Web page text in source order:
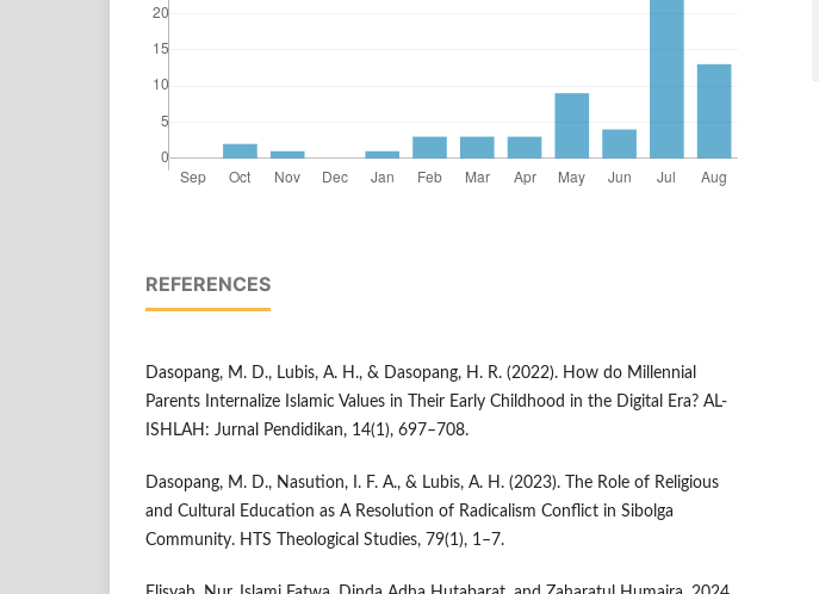
REFERENCES
Dasopang, M. D., Lubis, A. H., & Dasopang, H. R. (2022). How do Millennial
Parents Internalize Islamic Values in Their Early Childhood in the Digital Era? AL-
ISHLAH: Jurnal Pendidikan, 14(1), 697–708.
Dasopang, M. D., Nasution, I. F. A., & Lubis, A. H. (2023). The Role of Religious
and Cultural Education as A Resolution of Radicalism Conflict in Sibolga
Community. HTS Theological Studies, 79(1), 1–7.